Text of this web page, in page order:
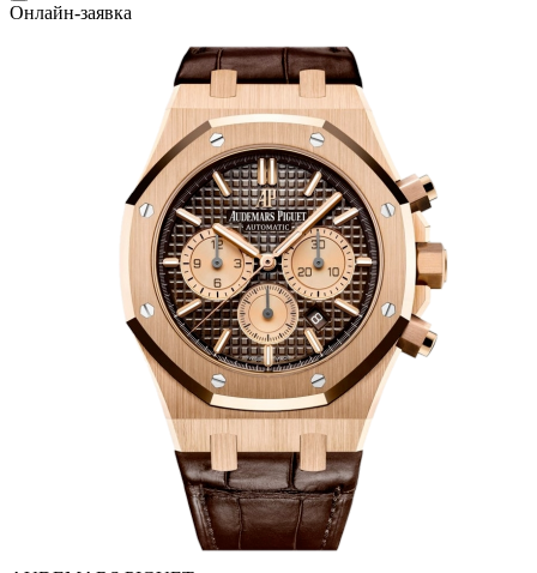
Онлайн-заявка